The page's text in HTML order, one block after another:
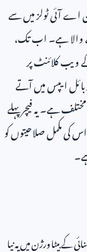
اے آئی ٹولز میں سے
والا ہے۔ اب تک،
ویب کلائنٹ پر
ایپس میں آتے
ہے۔ یہ فیچر پہلے
مکمل صلاحیتوں کو
کے بیٹا ورژن میں یہ نیا